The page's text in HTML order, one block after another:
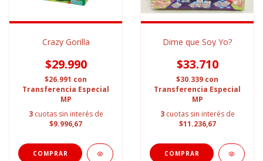
Crazy Gorilla
$29.990
$26.991 con
Transferencia Especial
MP
3 cuotas sin interés de
$9.996,67
Dime que Soy Yo?
$33.710
$30.339 con
Transferencia Especial
MP
3 cuotas sin interés de
$11.236,67